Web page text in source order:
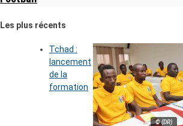
Les plus récents
© (DR)
Tchad :
lancement
de la
formation